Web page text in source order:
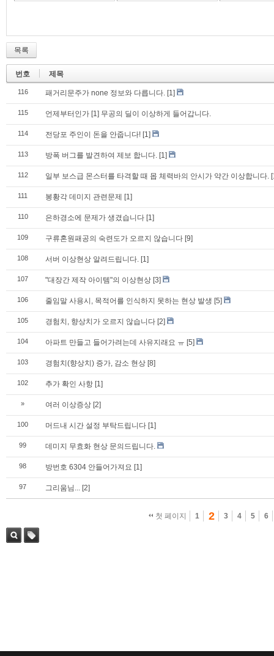
목록
번호 제목
116 패거리문주가 none 정보와 다릅니다. [1]
115 언제부터인가 [1] 무공의 딜이 이상하게 들어갑니다.
114 전당포 주인이 돈을 안줍니다! [1]
113 방폭 버그를 발견하여 제보 합니다. [1]
112 일부 보스급 몬스터를 타격할 때 몹 체력바의 안시가 약간 이상합니다.
111 봉황각 데미지 관련문제 [1]
110 은하경소에 문제가 생겼습니다 [1]
109 구류혼원패공의 숙련도가 오르지 않습니다 [9]
108 서버 이상현상 알려드립니다. [1]
107 "대장간 제작 아이템"의 이상현상 [3]
106 줄임말 사용시, 목적어를 인식하지 못하는 현상 발생 [5]
105 경험치, 향상치가 오르지 않습니다 [2]
104 아파트 만들고 들어가려는데 사유지래요 ㅠ [5]
103 경험치(향상치) 증가, 감소 현상 [8]
102 추가 확인 사항 [1]
» 여러 이상증상 [2]
100 머드내 시간 설정 부탁드립니다 [1]
99 데미지 무효화 현상 문의드립니다.
98 방번호 6304 안들어가져요 [1]
97 그리움님... [2]
첫 페이지 1 2 3 4 5 6